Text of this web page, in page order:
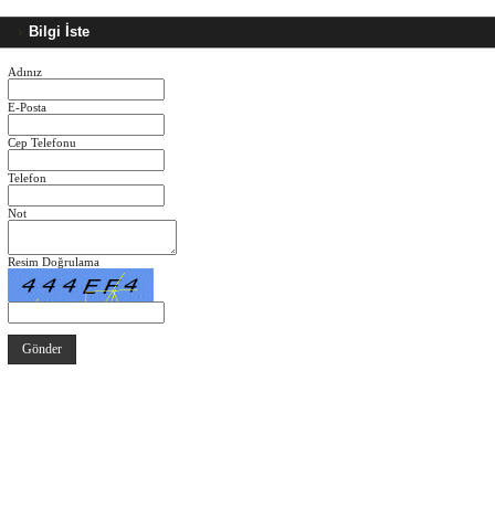
Bilgi İste
Adınız
E-Posta
Cep Telefonu
Telefon
Not
Resim Doğrulama